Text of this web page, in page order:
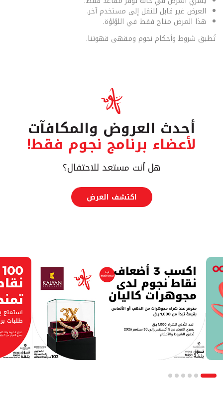
العرض غير قابل للنقل إلى مستخدم آخر.
هذا العرض متاح فقط في اللؤلؤة.
تُطبق شروط وأحكام نجوم ومقهى قهوتنا.
أحدث العروض والمكافآت
لأعضاء برنامج نجوم فقط!
هل أنت مستعد للاحتفال؟
اكتشف العرض